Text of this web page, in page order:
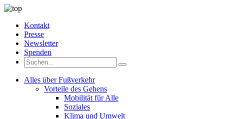
Kontakt
Presse
Newsletter
Spenden
Alles über Fußverkehr
Vorteile des Gehens
Mobilität für Alle
Soziales
Klima und Umwelt